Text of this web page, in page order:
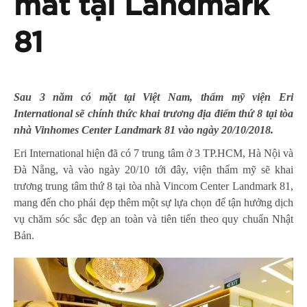
mắt tại Landmark
81
Sau 3 năm có mặt tại Việt Nam, thẩm mỹ viện Eri
International sẽ chính thức khai trương địa điểm thứ 8 tại tòa
nhà Vinhomes Center Landmark 81 vào ngày 20/10/2018.
Eri International hiện đã có 7 trung tâm ở 3 TP.HCM, Hà Nội và
Đà Nẵng, và vào ngày 20/10 tới đây, viện thẩm mỹ sẽ khai
trương trung tâm thứ 8 tại tòa nhà Vincom Center Landmark 81,
mang đến cho phái đẹp thêm một sự lựa chọn để tận hưởng dịch
vụ chăm sóc sắc đẹp an toàn và tiên tiến theo quy chuẩn Nhật
Bản.